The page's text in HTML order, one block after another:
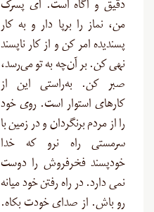
دقیق و آگاه است. اى پسرک
من، نماز را برپا دار و به کار
پسندیده امر کن و از کار ناپسند
نهی کن. بر آن‌چه به تو می‌رسد،
‏صبر کن. به‌راستی این از
کارهای استوار است. روی خود
را از مردم برنگردان و در زمین با
سرمستی راه نرو که خدا
خودپسند فخرفروش را دوست
نمى‏ دارد. در راه ‏رفتن خود میانه‏
رو باش. از صدای خودت بکاه.